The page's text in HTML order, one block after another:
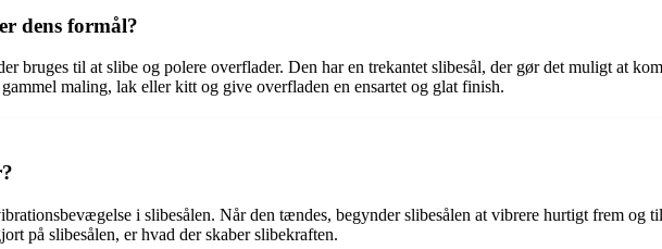
dens formål?
bruges til at slibe og polere overflader. Den har en trekantet slibesål, der gør det muligt at
maling, lak eller kitt og give overfladen en ensartet og glat finish.
i slibesålen. Når den tændes, begynder slibesålen at vibrere hurtigt frem og
på slibesålen, er hvad der skaber slibekraften.